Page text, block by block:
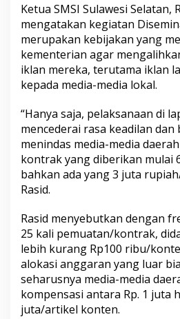
Ketua SMSI Sulawesi Selatan,
mengatakan kegiatan
merupakan kebijakan yang
kementerian agar
iklan mereka, terutama iklan
kepada media-media lokal.
“Hanya saja, pelaksanaan di
mencederai rasa keadilan
menindas media-media
kontrak yang diberikan mulai
bahkan ada yang 3 juta
Rasid.
Rasid menyebutkan dengan
25 kali pemuatan/kontrak,
lebih kurang Rp100 ribu/
alokasi anggaran yang luar
seharusnya media-media
kompensasi antara Rp. 1 juta
juta/artikel konten.